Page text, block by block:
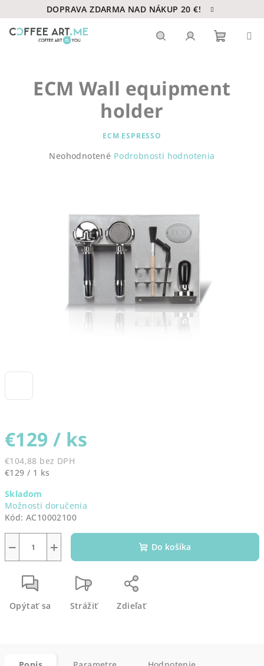
na
obsah
DOPRAVA ZDARMA NAD NÁKUP 20 €!
košík
€129 / ks
€104,88 bez DPH
Jednotková
€129 / 1 ks
Skladom
Možnosti doručenia
Kód: AC10002100
+
− Do košíka
Opýtať sa Strážiť Zdieľať
ECM Wall equipment
holder
ECM ESPRESSO
Priemerné
hviezdičiek.
Neohodnotené Podrobnosti hodnotenia